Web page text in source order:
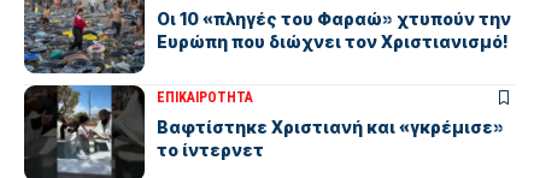
Οι 10 «πληγές του Φαραώ» χτυπούν την
Ευρώπη που διώχνει τον Χριστιανισμό!
ΕΠΙΚΑΙΡΟΤΗΤΑ
Βαφτίστηκε Χριστιανή και «γκρέμισε»
το ίντερνετ